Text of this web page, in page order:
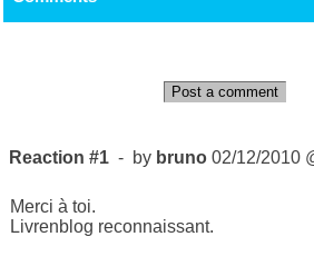
Post a comment
Reaction #1 - by bruno 02/12/2010
Merci à toi.
Livrenblog reconnaissant.